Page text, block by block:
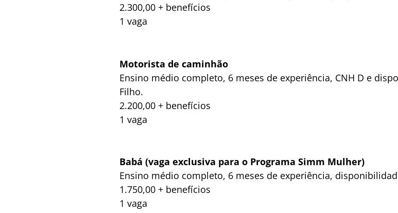
2.300,00 + benefícios
1 vaga
Motorista de caminhão
Ensino médio completo, 6 meses de experiência, CNH D e
Filho.
2.200,00 + benefícios
1 vaga
Babá (vaga exclusiva para o Programa Simm Mulher)
Ensino médio completo, 6 meses de experiência,
1.750,00 + benefícios
1 vaga